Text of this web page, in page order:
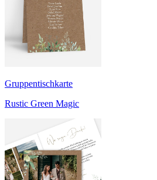
Gruppentischkarte
Rustic Green Magic